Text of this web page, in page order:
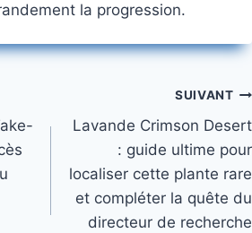
la progression.
SUIVANT
Lavande Crimson Desert
: guide ultime pour
localiser cette plante rare
et compléter la quête du
directeur de recherche